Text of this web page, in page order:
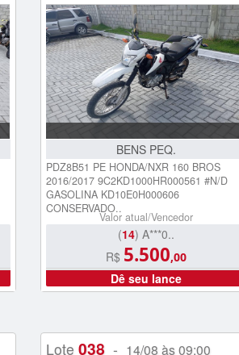
BENS PEQ.
PDZ8B51 PE HONDA/NXR 160 BROS
2016/2017 9C2KD1000HR000561 #N/D
GASOLINA KD10E0H000606
CONSERVADO..
Valor atual/Vencedor
(14) A***0..
R$ 5.500,00
Dê seu lance
Lote 038- 14/08 às 09:00